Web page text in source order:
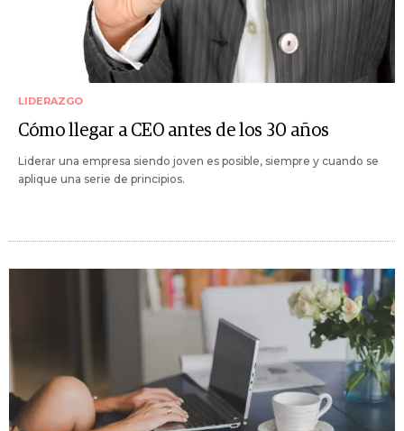
LIDERAZGO
Cómo llegar a CEO antes de los 30 años
Liderar una empresa siendo joven es posible, siempre y cuando se
aplique una serie de principios.